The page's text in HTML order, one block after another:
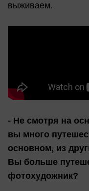
выживаем.
- Не смотря на
вы много
основном, из
Вы больше
фотохудожник?